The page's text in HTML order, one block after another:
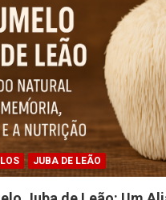
JUBA DE LEÃO